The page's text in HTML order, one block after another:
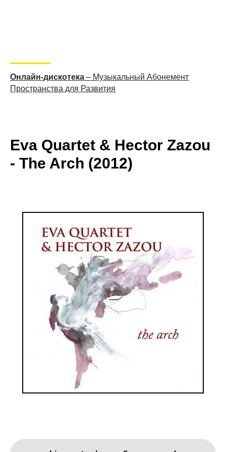
Онлайн-дискотека – Музыкальный Абонемент
Пространства для Развития
Eva Quartet & Hector Zazou
- The Arch (2012)